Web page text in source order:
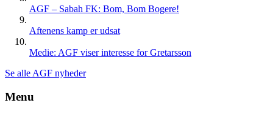
AGF – Sabah FK: Bom, Bom Bogere!
Aftenens kamp er udsat
Medie: AGF viser interesse for Gretarsson
Se alle AGF nyheder
Menu